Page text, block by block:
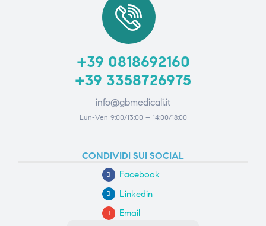
+39 0818692160
+39 3358726975
info@gbmedicali.it
Lun-Ven 9:00/13:00 – 14:00/18:00
CONDIVIDI SUI SOCIAL
Facebook
Linkedin
Email